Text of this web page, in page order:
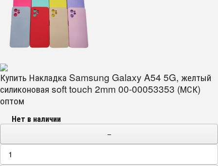
Купить Накладка Samsung Galaxy A54 5G, желтый
силиконовая soft touch 2mm 00-00053353 (МСК)
оптом
Нет в наличии
−